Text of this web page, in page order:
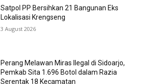
Satpol PP Bersihkan 21 Bangunan Eks
Lokalisasi Krengseng
3 August 2026
Perang Melawan Miras Ilegal di Sidoarjo,
Pemkab Sita 1.696 Botol dalam Razia
Serentak 18 Kecamatan